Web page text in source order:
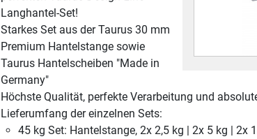
Langhantel-Set!
Starkes Set aus der Taurus 30 mm
Premium Hantelstange sowie
Taurus Hantelscheiben "Made in
Germany"
Höchste Qualität, perfekte Verarbeitung und
Lieferumfang der einzelnen Sets:
45 kg Set: Hantelstange, 2x 2,5 kg | 2x 5 kg | 2x